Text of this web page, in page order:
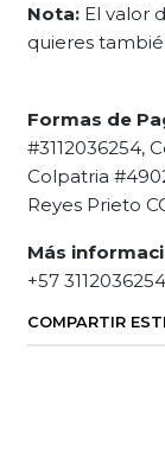
Nota: El valor
quieres
Formas de
#3112036254,
Colpatria
Reyes Prieto
Más
+57 3112036254
COMPARTIR